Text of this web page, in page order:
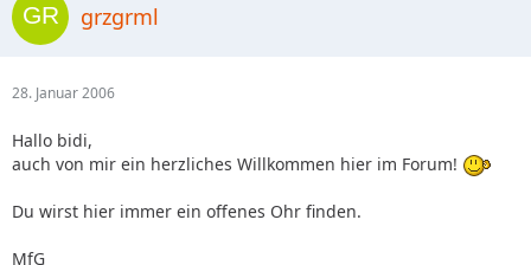
grzgrml
28. Januar 2006
Hallo bidi,
auch von mir ein herzliches Willkommen hier im Forum!
Du wirst hier immer ein offenes Ohr finden.
MfG